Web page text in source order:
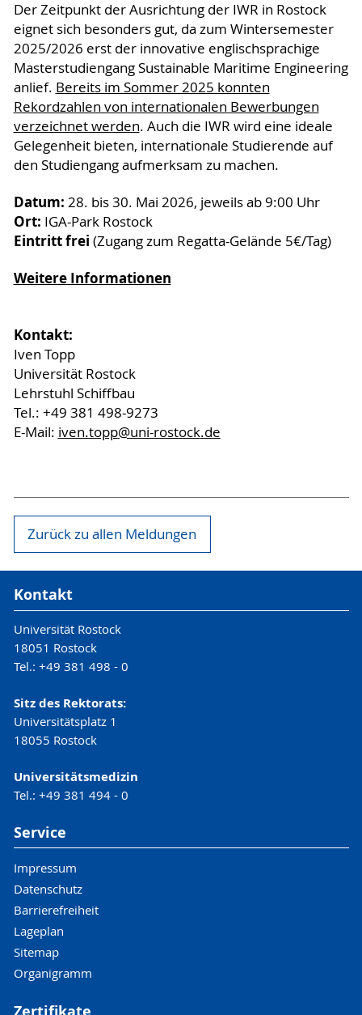
Der Zeitpunkt der Ausrichtung der IWR in Rostock
eignet sich besonders gut, da zum Wintersemester
2025/2026 erst der innovative englischsprachige
Masterstudiengang Sustainable Maritime Engineering
anlief. Bereits im Sommer 2025 konnten
Rekordzahlen von internationalen Bewerbungen
verzeichnet werden. Auch die IWR wird eine ideale
Gelegenheit bieten, internationale Studierende auf
den Studiengang aufmerksam zu machen.
Datum: 28. bis 30. Mai 2026, jeweils ab 9:00 Uhr
Ort: IGA-Park Rostock
Eintritt frei (Zugang zum Regatta-Gelände 5€/Tag)
Weitere Informationen
Kontakt:
Iven Topp
Universität Rostock
Lehrstuhl Schiffbau
Tel.: +49 381 498-9273
E-Mail: iven.topp@uni-rostock.de
Zurück zu allen Meldungen
Kontakt
Universität Rostock
18051 Rostock
Tel.: +49 381 498 - 0
Sitz des Rektorats:
Universitätsplatz 1
18055 Rostock
Universitätsmedizin
Tel.: +49 381 494 - 0
Service
Impressum
Datenschutz
Barrierefreiheit
Lageplan
Sitemap
Organigramm